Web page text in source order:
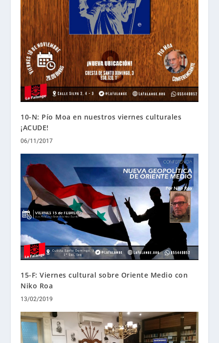
10-N: Pío Moa en nuestros viernes culturales
¡ACUDE!
06/11/2017
15-F: Viernes cultural sobre Oriente Medio con
Niko Roa
13/02/2019